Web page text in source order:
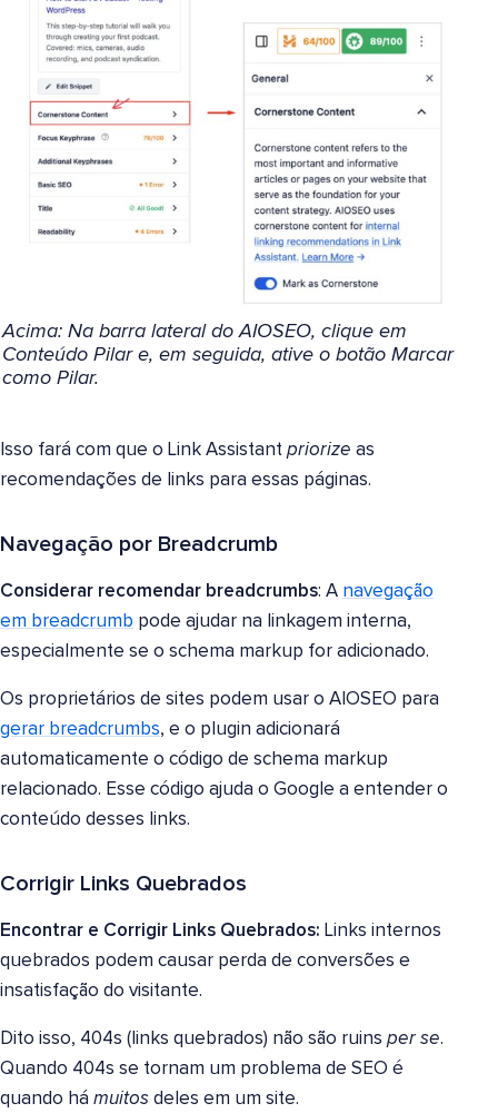
Acima: Na barra lateral do AIOSEO, clique em
Conteúdo Pilar e, em seguida, ative o botão Marcar
como Pilar.
Isso fará com que o Link Assistant priorize as
recomendações de links para essas páginas.
Navegação por Breadcrumb
Considerar recomendar breadcrumbs: A navegação
em breadcrumb pode ajudar na linkagem interna,
especialmente se o schema markup for adicionado.
Os proprietários de sites podem usar o AIOSEO para
gerar breadcrumbs, e o plugin adicionará
automaticamente o código de schema markup
relacionado. Esse código ajuda o Google a entender o
conteúdo desses links.
Corrigir Links Quebrados
Encontrar e Corrigir Links Quebrados: Links internos
quebrados podem causar perda de conversões e
insatisfação do visitante.
Dito isso, 404s (links quebrados) não são ruins per se.
Quando 404s se tornam um problema de SEO é
quando há muitos deles em um site.